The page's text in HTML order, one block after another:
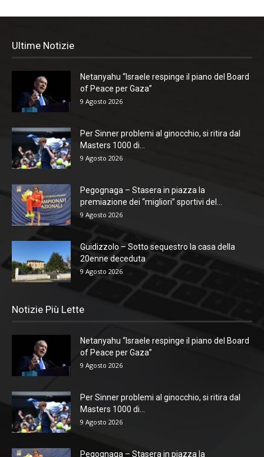
Ultime Notizie
Netanyahu “Israele respinge il piano del Board
of Peace per Gaza”
9 Agosto 2026
Per Sinner problemi al ginocchio, si ritira dal
Masters 1000 di...
9 Agosto 2026
Pegognaga – Stasera in piazza la
premiazione dei “migliori” sportivi del...
9 Agosto 2026
Guidizzolo – Sotto sequestro la casa della
20enne deceduta
9 Agosto 2026
Notizie Più Lette
Netanyahu “Israele respinge il piano del Board
of Peace per Gaza”
9 Agosto 2026
Per Sinner problemi al ginocchio, si ritira dal
Masters 1000 di...
9 Agosto 2026
Pegognaga – Stasera in piazza la